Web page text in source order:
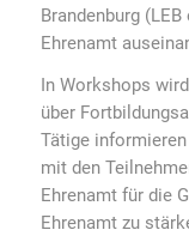
Brandenburg
Ehrenamt
In Workshops
über
Tätige informieren
mit den
Ehrenamt für die
Ehrenamt zu